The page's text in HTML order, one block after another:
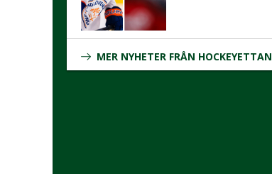
MER NYHETER FRÅN HOCKEYETTAN